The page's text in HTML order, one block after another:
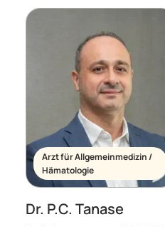
Arzt für Allgemeinmedizin /
Hämatologie
Dr. P.C. Tanase